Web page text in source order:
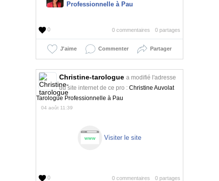
Professionnelle à Pau
0 0 partages
0 commentaires
J'aime Commenter Partager
Christine-tarologue a modifié l'adresse
du site internet de ce pro : Christine Auvolat
Tarologue Professionnelle à Pau
04 août 11:39
Visiter le site
0 0 partages
0 commentaires